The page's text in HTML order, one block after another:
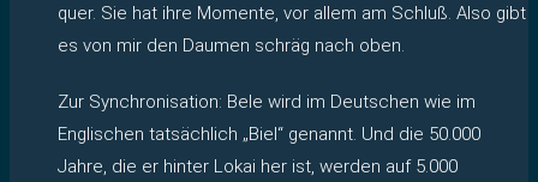
quer. Sie hat ihre Momente, vor allem am Schluß. Also gibt
es von mir den Daumen schräg nach oben.
Zur Synchronisation: Bele wird im Deutschen wie im
Englischen tatsächlich „Biel“ genannt. Und die 50.000
Jahre, die er hinter Lokai her ist, werden auf 5.000